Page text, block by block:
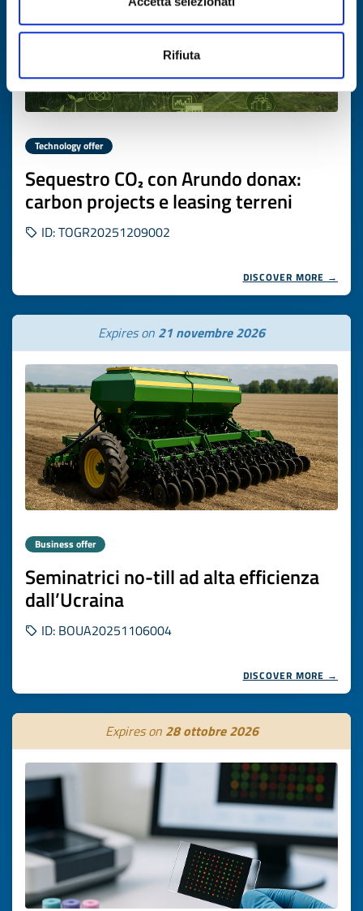
Rifiuta
Technology offer
Sequestro CO₂ con Arundo donax:
carbon projects e leasing terreni
ID: TOGR20251209002
DISCOVER MORE →
Expires on 21 novembre 2026
Business offer
Seminatrici no-till ad alta efficienza
dall’Ucraina
ID: BOUA20251106004
DISCOVER MORE →
Expires on 28 ottobre 2026